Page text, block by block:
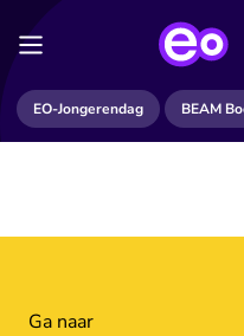
EO-Jongerendag BEAM
Ga naar